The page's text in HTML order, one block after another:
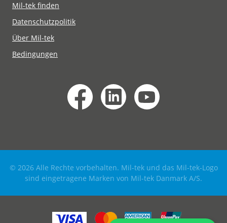
Mil-tek finden
Datenschutzpolitik
Über Mil-tek
Bedingungen
© 2026 Alle Rechte vorbehalten. Mil-tek und das Mil-tek-Logo
sind eingetragene Marken von Mil-tek Danmark A/S.